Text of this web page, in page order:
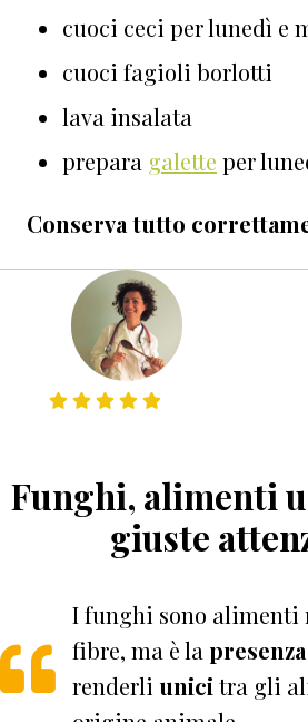
cuoci ceci per lunedì e
cuoci fagioli borlotti
lava insalata
prepara galette per
Conserva tutto
Funghi, alimenti
giuste
I funghi sono alimenti
fibre, ma è la
renderli unici tra gli